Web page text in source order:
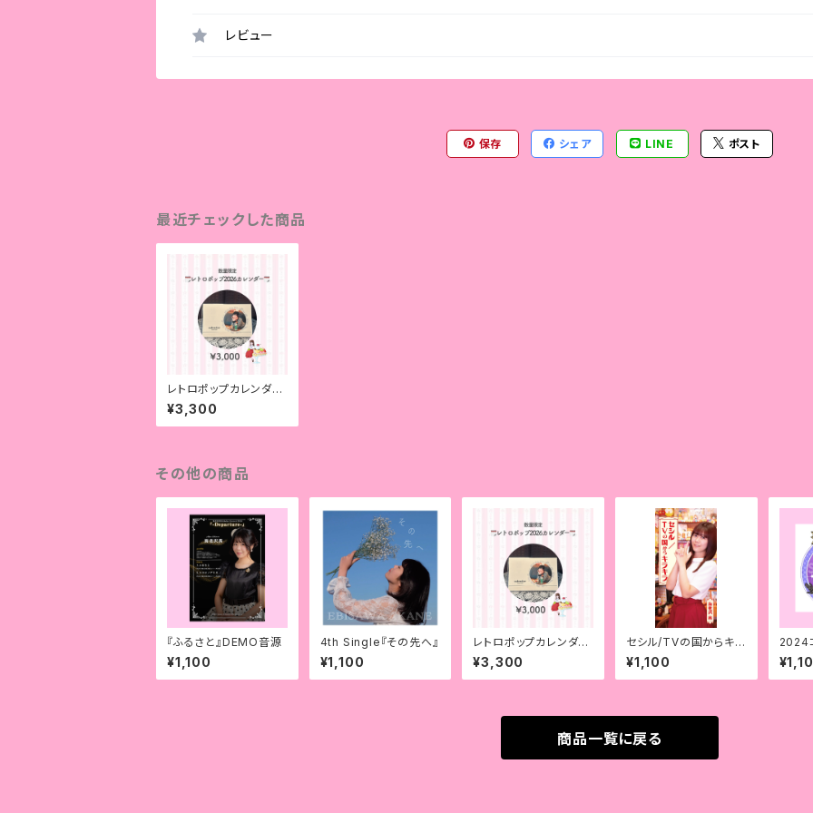
レビュー
保存 シェア LINE ポスト
最近チェックした商品
レトロポップカレンダー
2026
¥3,300
その他の商品
『ふるさと』DEMO音源
¥1,100
4th Single『その先へ』
¥1,100
レトロポップカレンダー
2026
¥3,300
セシル/TVの国からキラ
キラ【限定】
¥1,100
2024
ルキー
商品一覧に戻る